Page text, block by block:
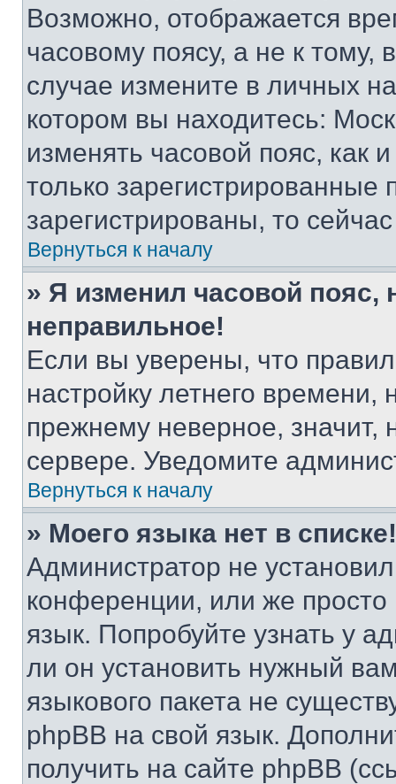
Возможно, отображается
часовому поясу, а не к тому,
случае измените в личных
котором вы находитесь:
изменять часовой пояс, как
только
зарегистрированы, то
Вернуться к началу
» Я изменил часовой пояс,
неправильное!
Если вы уверены, что
настройку летнего
прежнему неверное, значит,
сервере. Уведомите
Вернуться к началу
» Моего языка нет в списке!
Администратор не
конференции, или же
язык. Попробуйте узнать у
ли он установить нужный
языкового пакета не
phpBB на свой язык.
получить на сайте phpBB